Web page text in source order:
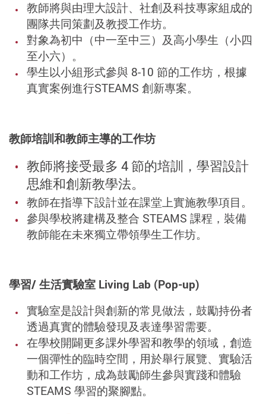
教師將與由理大設計、社創及科技專家組成的
團隊共同策劃及教授工作坊。
對象為初中（中一至中三）及高小學生（小四
至小六）。
學生以小組形式參與 8-10 節的工作坊，根據
真實案例進行STEAMS 創新專案。
教師培訓和教師主導的工作坊
教師將接受最多 4 節的培訓，學習設計
思維和創新教學法。
教師在指導下設計並在課堂上實施教學項目。
參與學校將建構及整合 STEAMS 課程，裝備
教師能在未來獨立帶領學生工作坊。
學習/ 生活實驗室 Living Lab (Pop-up)
實驗室是設計與創新的常見做法，鼓勵持份者
透過真實的體驗發現及表達學習需要。
在學校開闢更多課外學習和教學的領域，創造
一個彈性的臨時空間，用於舉行展覽、實驗活
動和工作坊，成為鼓勵師生參與實踐和體驗
STEAMS 學習的聚腳點。